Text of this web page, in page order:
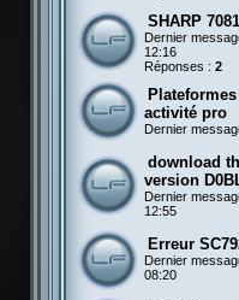
SHARP
Dernier
12:16
Réponses : 2
activité pro
Dernier
download
version
Dernier
12:55
Erreur
Dernier
08:20